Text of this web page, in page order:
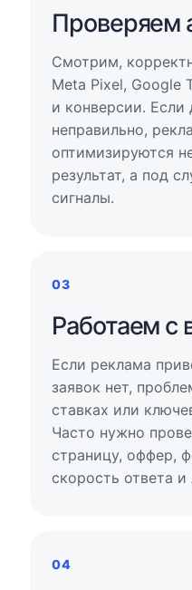
Проверяем
Смотрим,
Meta Pixel, Google
и конверсии.
неправильно,
оптимизируются
результат, а под
сигналы.
03
Работаем с
Если реклама
заявок нет,
ставках или
Часто нужно
страницу, оффер,
скорость ответа
04